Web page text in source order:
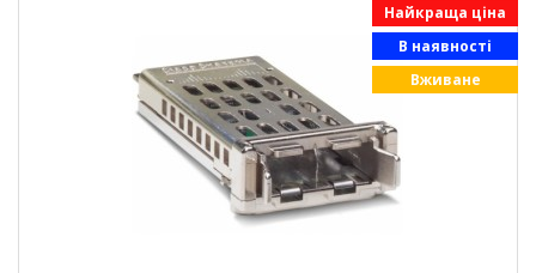
Найкраща ціна
В наявності
Вживане